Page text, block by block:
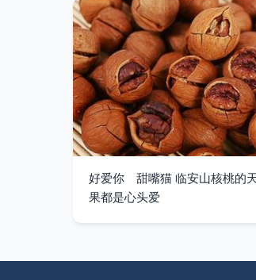
好爱你 甜嘴猫 临安山核桃的
果都是心头爱